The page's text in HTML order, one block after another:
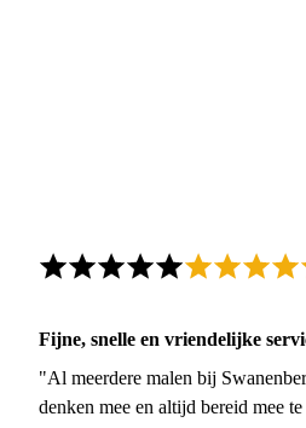
Fijne, snelle en vriendelijke
"Al meerdere malen bij
denken mee en altijd bereid mee